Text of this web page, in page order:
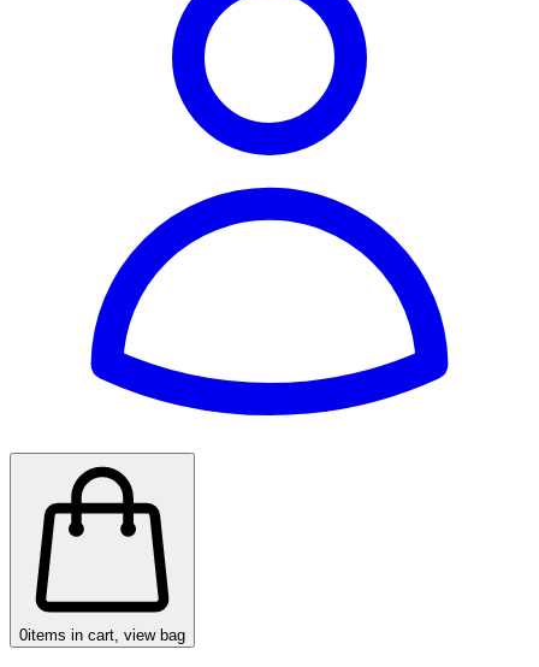
0items in cart, view bag